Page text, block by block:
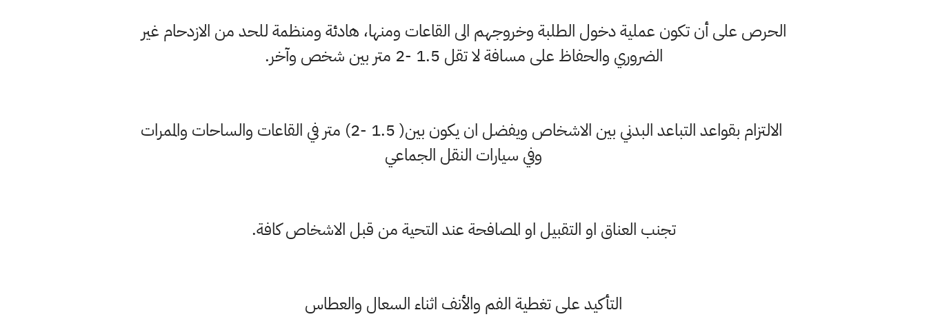
الحرص على أن تكون عملية دخول الطلبة وخروجهم الى القاعات ومنها، هادئة ومنظمة للحد من الازدحام غير
الضروري والحفاظ على مسافة لا تقل 1.5 -2 متر بين شخص وآخر.
الالتزام بقواعد التباعد البدني بين الاشخاص ويفضل ان يكون بين( 1.5 -2) متر في القاعات والساحات والممرات
وفي سيارات النقل الجماعي
تجنب العناق او التقبيل او المصافحة عند التحية من قبل الاشخاص كافة.
التأكيد على تغطية الفم والأنف اثناء السعال والعطاس